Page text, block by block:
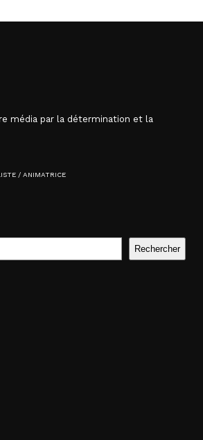
média par la détermination et la
/ ANIMATRICE
Rechercher